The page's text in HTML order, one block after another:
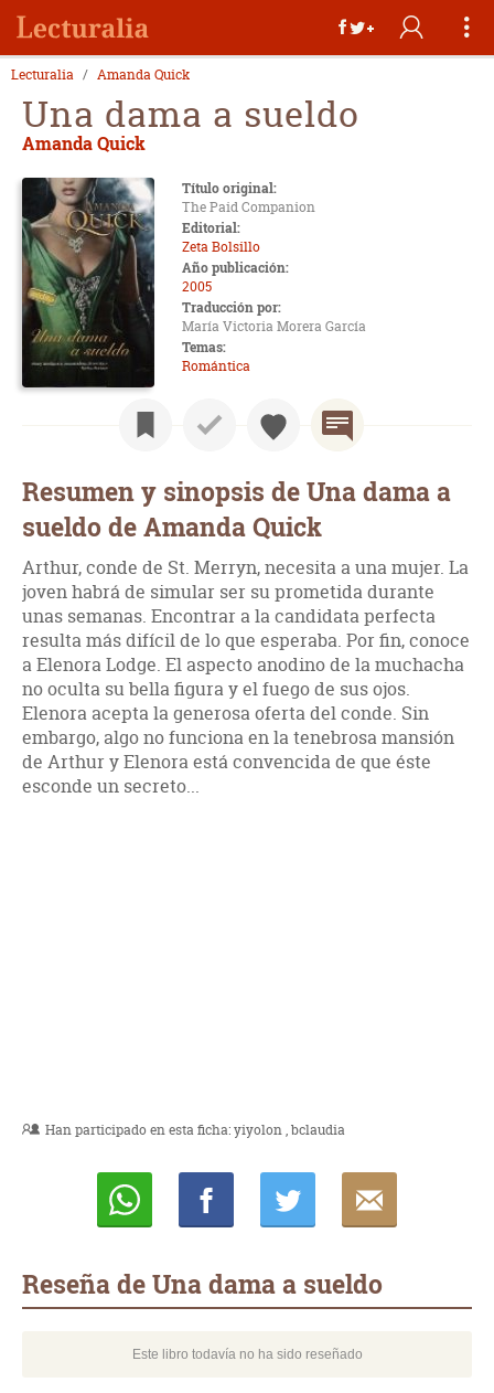
Lecturalia Amanda Quick
Una dama a sueldo
Amanda Quick
Título original:
The Paid Companion
Editorial:
Zeta Bolsillo
Año publicación:
2005
Traducción por:
María Victoria Morera García
Temas:
Romántica
Resumen y sinopsis de Una dama a
sueldo de Amanda Quick
Arthur, conde de St. Merryn, necesita a una mujer. La
joven habrá de simular ser su prometida durante
unas semanas. Encontrar a la candidata perfecta
resulta más difícil de lo que esperaba. Por fin, conoce
a Elenora Lodge. El aspecto anodino de la muchacha
no oculta su bella figura y el fuego de sus ojos.
Elenora acepta la generosa oferta del conde. Sin
embargo, algo no funciona en la tenebrosa mansión
de Arthur y Elenora está convencida de que éste
esconde un secreto...
Han participado en esta ficha:yiyolon bclaudia
Reseña de Una dama a sueldo
Este libro todavía no ha sido reseñado